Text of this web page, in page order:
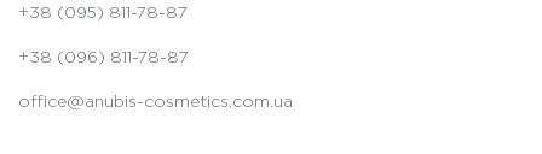
+38 (095) 811-78-87
+38 (096) 811-78-87
office@anubis-cosmetics.com.ua